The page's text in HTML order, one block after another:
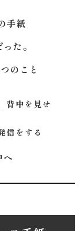
手紙
た。
のこと
背中を見せ
信をする
へ